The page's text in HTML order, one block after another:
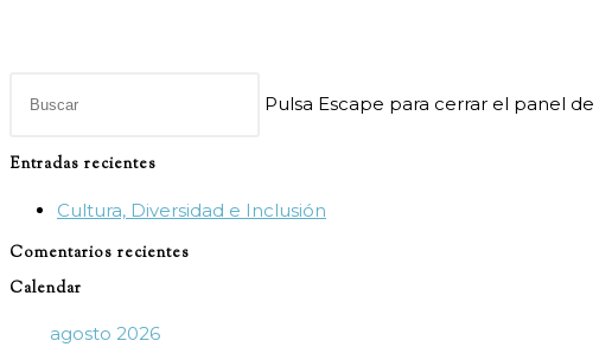
Pulsa Escape para cerrar el panel
Entradas recientes
Cultura, Diversidad e Inclusión
Comentarios recientes
Calendar
agosto 2026